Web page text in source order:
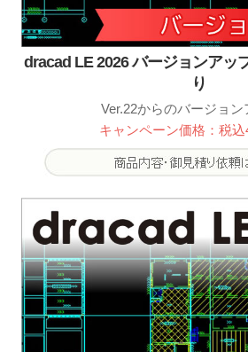
dracad LE 2026 バージョンアッ
り
Ver.22からのバージョン
キャンペーン価格：税込